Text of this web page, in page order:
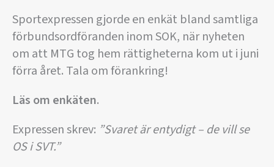
Sportexpressen gjorde en enkät bland samtliga
förbundsordföranden inom SOK, när nyheten
om att MTG tog hem rättigheterna kom ut i juni
förra året. Tala om förankring!
Läs om enkäten.
Expressen skrev: ”Svaret är entydigt – de vill se
OS i SVT.”